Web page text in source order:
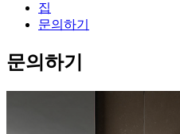
집
문의하기
문의하기